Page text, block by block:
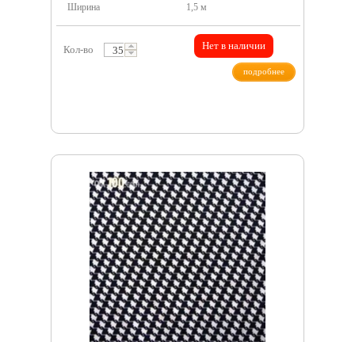
Ширина
1,5 м
Кол-во Нет в наличии
подробнее